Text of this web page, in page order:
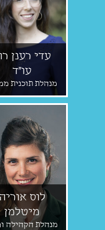
עדי רענן
עו"ד
מנהלת תוכנית
לוס אוריה
מיטלמן
מנהלת הקהילה